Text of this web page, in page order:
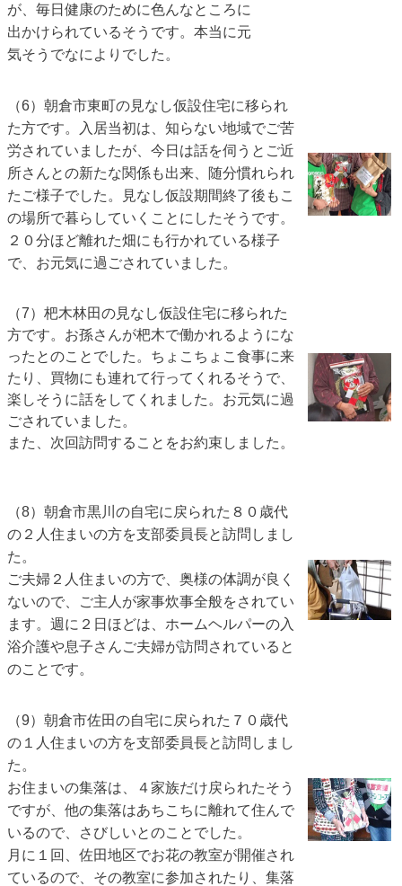
が、毎日健康のために色んなところに
出かけられているそうです。 本当に元
気そうでなによりでした。
（6）朝倉市東町の見なし仮設住宅に移られ
た方です。入居当初は、知らない地域でご苦
労されていましたが、今日は話を伺うとご近
所さんとの新たな関係も出来、随分慣れられ
たご様子でした。見なし仮設期間終了後もこ
の場所で暮らしていくことにしたそうです。
２０分ほど離れた畑にも行かれている様子
で、お元気に過ごされていました。
（7）杷木林田の見なし仮設住宅に移られた
方です。お孫さんが杷木で働かれるようにな
ったとのことでした。ちょこちょこ食事に来
たり、買物にも連れて行ってくれるそうで、
楽しそうに話をしてくれました。お元気に過
ごされていました。
また、次回訪問することをお約束しました。
（8）朝倉市黒川の自宅に戻られた８０歳代
の２人住まいの方を支部委員長と訪問しまし
た。
ご夫婦２人住まいの方で、奥様の体調が良く
ないので、ご主人が家事炊事全般をされてい
ます。 週に２日ほどは、ホームヘルパーの入
浴介護や息子さんご夫婦が訪問されていると
のことです。
（9）朝倉市佐田の自宅に戻られた７０歳代
の１人住まいの方を支部委員長と訪問しまし
た。
お住まいの集落は、４家族だけ戻られたそう
ですが、他の集落はあちこちに離れて住んで
いるので、さびしいとのことでした。
月に１回、佐田地区でお花の教室が開催され
ているので、その教室に参加されたり、集落